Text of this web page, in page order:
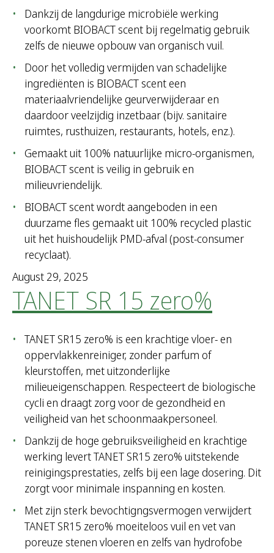
Dankzij de langdurige microbiële werking
voorkomt BIOBACT scent bij regelmatig gebruik
zelfs de nieuwe opbouw van organisch vuil.
Door het volledig vermijden van schadelijke
ingrediënten is BIOBACT scent een
materiaalvriendelijke geurverwijderaar en
daardoor veelzijdig inzetbaar (bijv. sanitaire
ruimtes, rusthuizen, restaurants, hotels, enz.).
Gemaakt uit 100% natuurlijke micro-organismen,
BIOBACT scent is veilig in gebruik en
milieuvriendelijk.
BIOBACT scent wordt aangeboden in een
duurzame fles gemaakt uit 100% recycled plastic
uit het huishoudelijk PMD-afval (post-consumer
recyclaat).
August 29, 2025
TANET SR 15 zero%
TANET SR15 zero% is een krachtige vloer- en
oppervlakkenreiniger, zonder parfum of
kleurstoffen, met uitzonderlijke
milieueigenschappen. Respecteert de biologische
cycli en draagt zorg voor de gezondheid en
veiligheid van het schoonmaakpersoneel.
Dankzij de hoge gebruiksveiligheid en krachtige
werking levert TANET SR15 zero% uitstekende
reinigingsprestaties, zelfs bij een lage dosering. Dit
zorgt voor minimale inspanning en kosten.
Met zijn sterk bevochtigngsvermogen verwijdert
TANET SR15 zero% moeiteloos vuil en vet van
poreuze stenen vloeren en zelfs van hydrofobe